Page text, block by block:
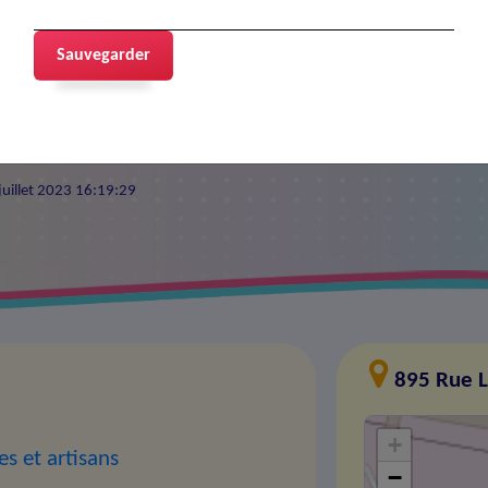
2023 16:19:29
et artisans
895 Rue
+
−
Sauvegarder